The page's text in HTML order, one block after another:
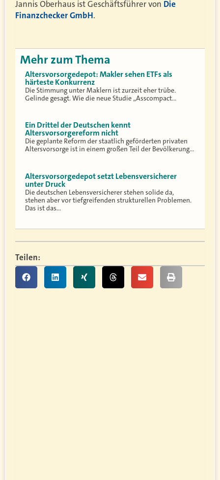
Jannis Oberhaus ist Geschäftsführer von Die
Finanzchecker GmbH.
Mehr zum Thema
Altersvorsorgedepot: Makler sehen ETFs als
härteste Konkurrenz
Die Stimmung unter Maklern ist zurzeit eher trübe.
Gelinde gesagt. Wie die neue Studie „Asscompact…
Ein Drittel der Deutschen kennt
Altersvorsorgereform nicht
Die geplante Reform der staatlich geförderten privaten
Altersvorsorge ist in einem großen Teil der Bevölkerung…
Altersvorsorgedepot setzt Lebensversicherer
unter Druck
Die deutschen Lebensversicherer stehen solide da,
stehen aber vor tiefgreifenden strukturellen Problemen.
Das ist das…
Teilen: